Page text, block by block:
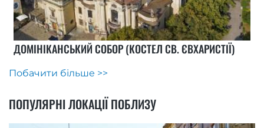
ДОМІНІКАНСЬКИЙ СОБОР (КОСТЕЛ СВ. ЄВХАРИСТІЇ)
Побачити більше >>
ПОПУЛЯРНІ ЛОКАЦІЇ ПОБЛИЗУ